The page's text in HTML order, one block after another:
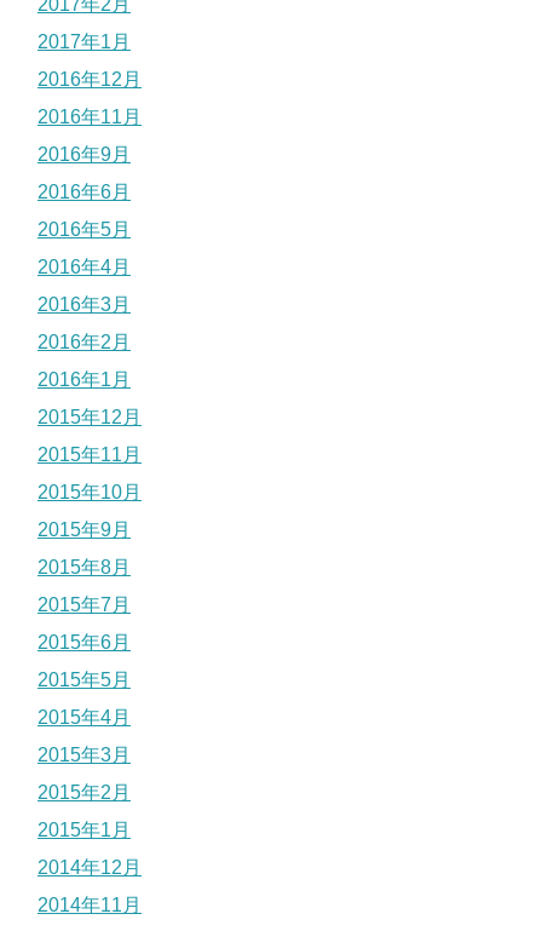
2017年2月
2017年1月
2016年12月
2016年11月
2016年9月
2016年6月
2016年5月
2016年4月
2016年3月
2016年2月
2016年1月
2015年12月
2015年11月
2015年10月
2015年9月
2015年8月
2015年7月
2015年6月
2015年5月
2015年4月
2015年3月
2015年2月
2015年1月
2014年12月
2014年11月